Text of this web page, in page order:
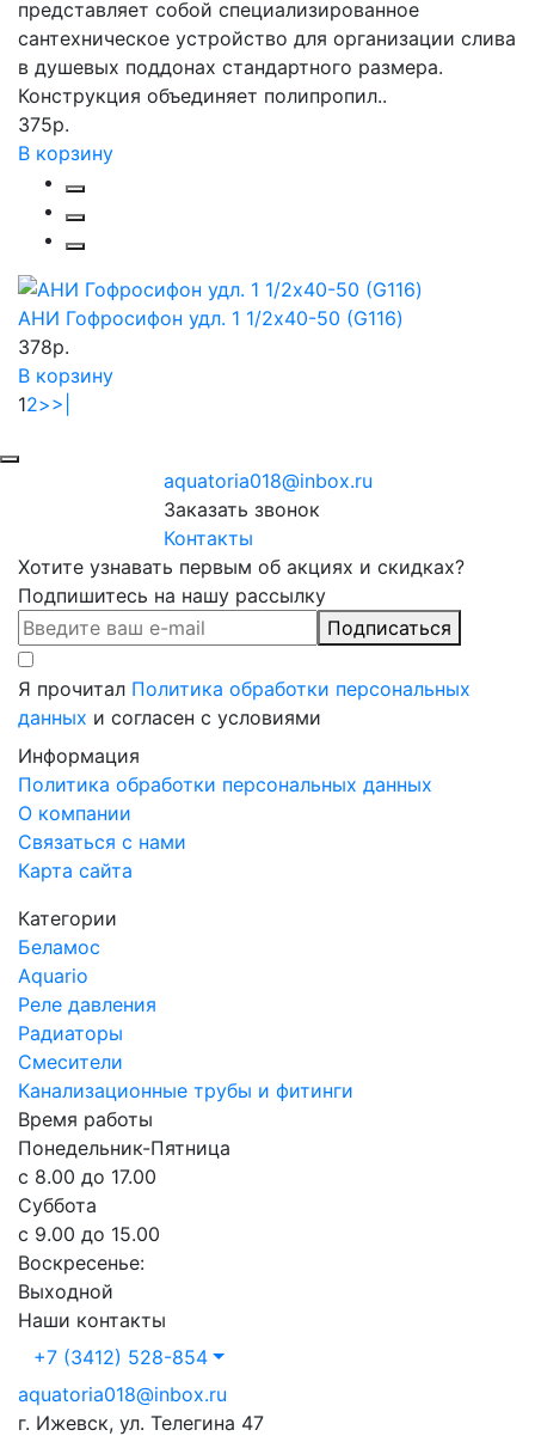
представляет собой специализированное
сантехническое устройство для организации слива
в душевых поддонах стандартного размера.
Конструкция объединяет полипропил..
375р.
В корзину
АНИ Гофросифон удл. 1 1/2х40-50 (G116)
378р.
В корзину
12>>|
aquatoria018@inbox.ru
Заказать звонок
Контакты
Хотите узнавать первым об акциях и скидках?
Подпишитесь на нашу рассылку
Подписаться
Я прочитал Политика обработки персональных
данных и согласен с условиями
Информация
Политика обработки персональных данных
О компании
Связаться с нами
Карта сайта
Категории
Беламос
Aquario
Реле давления
Радиаторы
Смесители
Канализационные трубы и фитинги
Время работы
Понедельник-Пятница
с 8.00 до 17.00
Суббота
с 9.00 до 15.00
Воскресенье:
Выходной
Наши контакты
+7 (3412) 528-854
aquatoria018@inbox.ru
г. Ижевск, ул. Телегина 47